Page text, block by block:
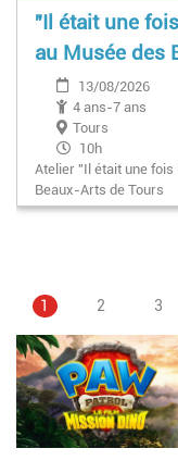
"Il était une
au Musée des
13/08/2026
4 ans-7 ans
Tours
10h
Atelier "Il était une
Beaux-Arts de Tours
Page
1 Page
2 3